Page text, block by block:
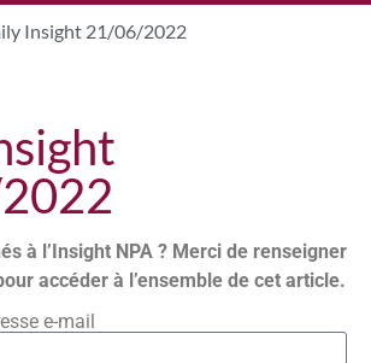
Insight 21/06/2022
à l’Insight NPA ? Merci de renseigner
accéder à l’ensemble de cet article.
e-mail